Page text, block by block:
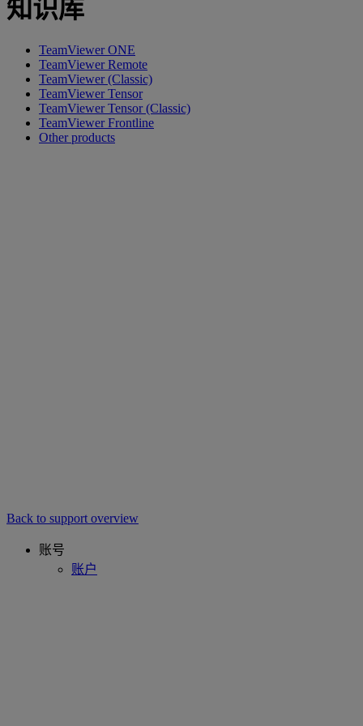
知识库
TeamViewer ONE
TeamViewer Remote
TeamViewer (Classic)
TeamViewer Tensor
TeamViewer Tensor (Classic)
TeamViewer Frontline
Other products
Back to support overview
账号
账户